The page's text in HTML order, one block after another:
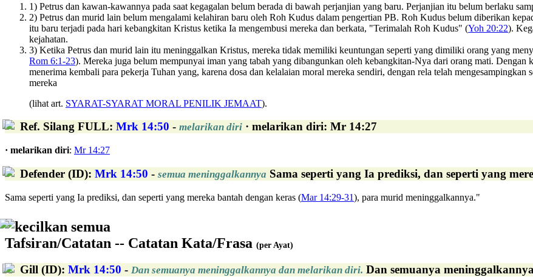
1) Petrus dan kawan-kawannya pada saat kegagalan belum berada di bawah perjanjian yang baru. Perjanjian itu belum berlaku
2) Petrus dan murid lain belum mengalami kelahiran baru oleh Roh Kudus dalam pengertian PB. Roh Kudus belum diberikan
itu baru terjadi pada hari kebangkitan Kristus ketika Ia mengembusi mereka dan berkata, "Terimalah Roh Kudus" (Yoh 20:22).
kejahatan.
3) Ketika Petrus dan murid lain itu meninggalkan Kristus, mereka tidak memiliki keuntungan seperti yang dimiliki orang yang
Rom 6:1-23). Mereka juga belum mempunyai iman yang tabah yang dibangunkan oleh kebangkitan-Nya dari orang mati. Dengan
menerima kembali para pekerja Tuhan yang, karena dosa dan kelalaian moral mereka sendiri, dengan rela telah
mereka
(lihat art. SYARAT-SYARAT MORAL PENILIK JEMAAT).
Ref. Silang FULL: Mrk 14:50 - melarikan diri · melarikan diri: Mr 14:27
· melarikan diri: Mr 14:27
Defender (ID): Mrk 14:50 - semua meninggalkannya Sama seperti yang Ia prediksi, dan seperti yang
Sama seperti yang Ia prediksi, dan seperti yang mereka bantah dengan keras (Mar 14:29-31), para murid meninggalkannya."
kecilkan semua
Tafsiran/Catatan -- Catatan Kata/Frasa (per Ayat)
Gill (ID): Mrk 14:50 - Dan semuanya meninggalkannya dan melarikan diri. Dan semuanya